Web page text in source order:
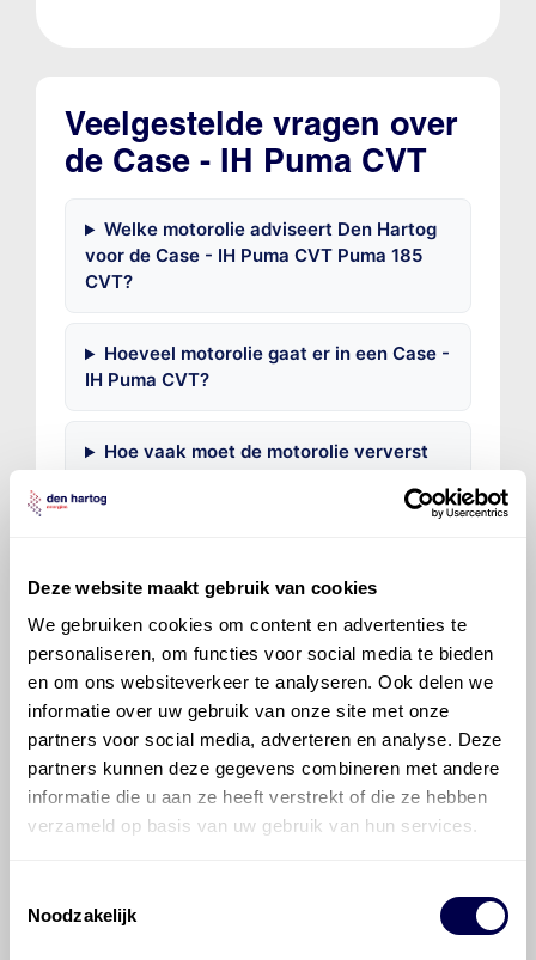
Deze website maakt gebruik van cookies
We gebruiken cookies om content en advertenties te
personaliseren, om functies voor social media te bieden
en om ons websiteverkeer te analyseren. Ook delen we
informatie over uw gebruik van onze site met onze
partners voor social media, adverteren en analyse. Deze
partners kunnen deze gegevens combineren met andere
informatie die u aan ze heeft verstrekt of die ze hebben
verzameld op basis van uw gebruik van hun services.
Noodzakelijk
Veelgestelde vragen over
de Case - IH Puma CVT
Welke motorolie adviseert Den Hartog
voor de Case - IH Puma CVT Puma 185
CVT?
Hoeveel motorolie gaat er in een Case -
IH Puma CVT?
Hoe vaak moet de motorolie ververst
IH Puma CVT is productadvies
©OlyslagerAlle rechten voorbehouden. Deze
informatie mag noch geheel noch gedeeltelijk worden
voorafgaande schriftelijke toestemming van Olyslager
Organisation B.V. Hoewel alles in het werk is gesteld